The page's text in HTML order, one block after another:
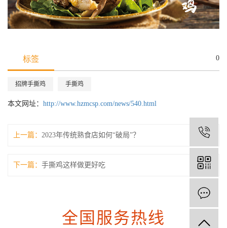
标签 0
招牌手撕鸡 手撕鸡
本文网址： http://www.hzmcsp.com/news/540.html
上一篇： 2023年传统熟食店如何“破局”？
下一篇： 手撕鸡这样做更好吃
全国服务热线